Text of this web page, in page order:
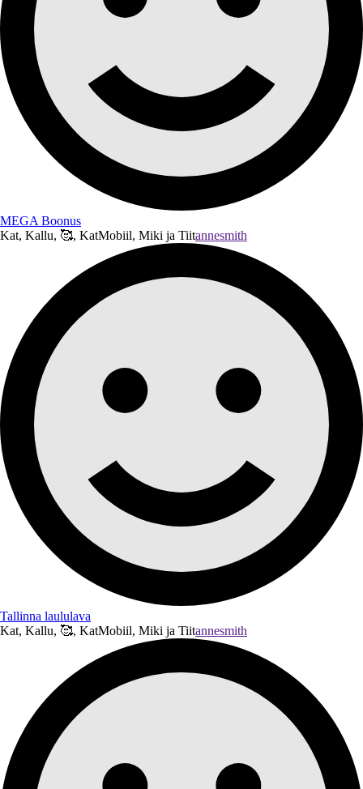
MEGA Boonus
Kat, Kallu, 🥰, KatMobiil, Miki ja Tiitannesmith
Tallinna laululava
Kat, Kallu, 🥰, KatMobiil, Miki ja Tiitannesmith